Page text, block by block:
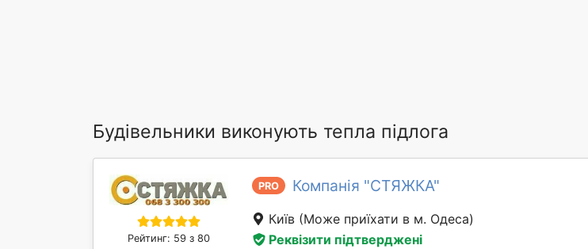
Будівельники виконують тепла підлога
Рейтинг: 59 з 80
PRO Компанія "СТЯЖКА"
Київ (Може приїхати в м. Одеса)
Реквізити підтверджені